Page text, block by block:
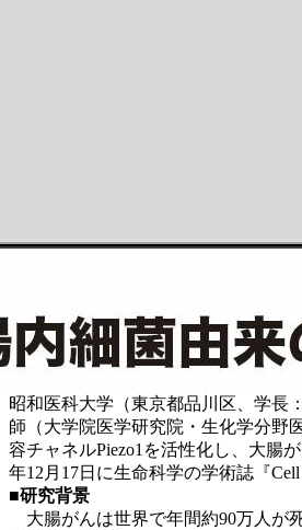
昭和医科大学（東京都品川区、学長
師（大学院医学研究院・生化学分野
容チャネルPiezo1を活性化し、大腸
年12月17日に生命科学の学術誌『Cell
■研究背景
大腸がんは世界で年間約90万人が